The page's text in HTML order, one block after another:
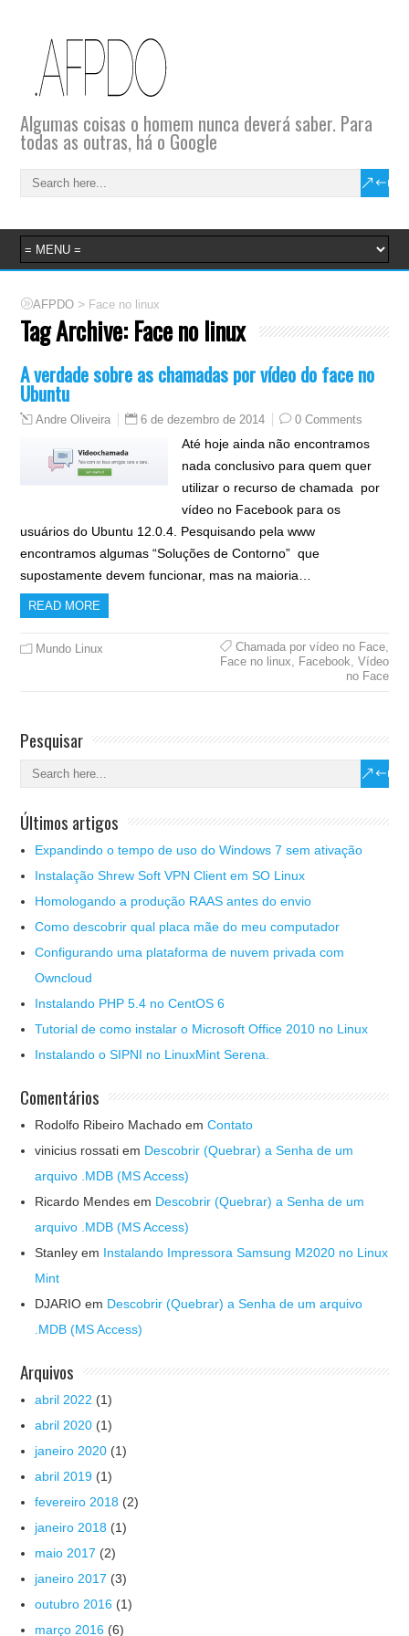
Algumas coisas o homem nunca deverá saber. Para
todas as outras, há o Google
AFPDO > Face no linux
Tag Archive: Face no linux
A verdade sobre as chamadas por vídeo do face no
Ubuntu
Andre Oliveira 6 de dezembro de 2014 0 Comments
Até hoje ainda não encontramos
nada conclusivo para quem quer
utilizar o recurso de chamada por
vídeo no Facebook para os
usuários do Ubuntu 12.0.4. Pesquisando pela www
encontramos algumas “Soluções de Contorno” que
supostamente devem funcionar, mas na maioria…
READ MORE
Mundo Linux Chamada por vídeo no Face,
Face no linux, Facebook, Vídeo
no Face
Pesquisar
Últimos artigos
Expandindo o tempo de uso do Windows 7 sem ativação
Instalação Shrew Soft VPN Client em SO Linux
Homologando a produção RAAS antes do envio
Como descobrir qual placa mãe do meu computador
Configurando uma plataforma de nuvem privada com
Owncloud
Instalando PHP 5.4 no CentOS 6
Tutorial de como instalar o Microsoft Office 2010 no Linux
Instalando o SIPNI no LinuxMint Serena.
Comentários
Rodolfo Ribeiro Machado emContato
vinicius rossati em Descobrir (Quebrar) a Senha de um
arquivo .MDB (MS Access)
Ricardo Mendes em Descobrir (Quebrar) a Senha de um
arquivo .MDB (MS Access)
Stanley em Instalando Impressora Samsung M2020 no Linux
Mint
DJARIO em Descobrir (Quebrar) a Senha de um arquivo
.MDB (MS Access)
Arquivos
abril 2022 (1)
abril 2020 (1)
janeiro 2020 (1)
abril 2019 (1)
fevereiro 2018 (2)
janeiro 2018 (1)
maio 2017 (2)
janeiro 2017 (3)
outubro 2016 (1)
março 2016 (6)